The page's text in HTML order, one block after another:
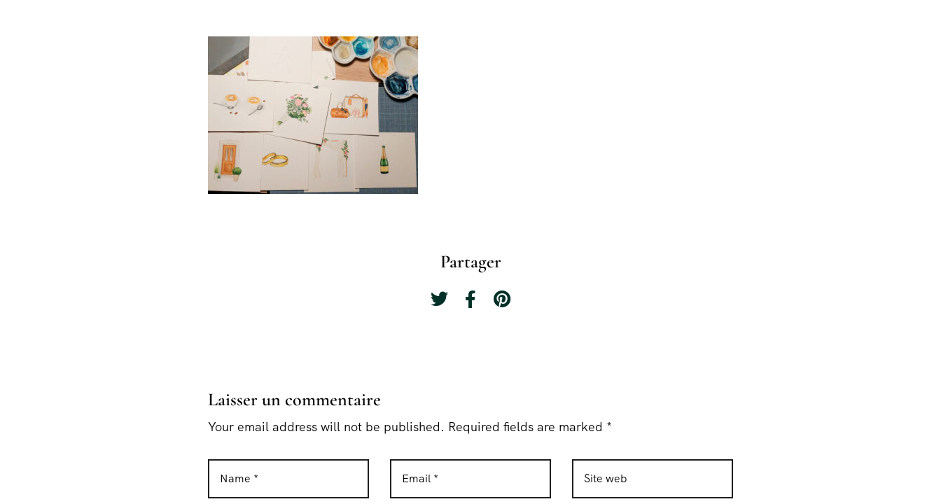
Partager
Laisser un commentaire
Your email address will not be published. Required fields are marked *